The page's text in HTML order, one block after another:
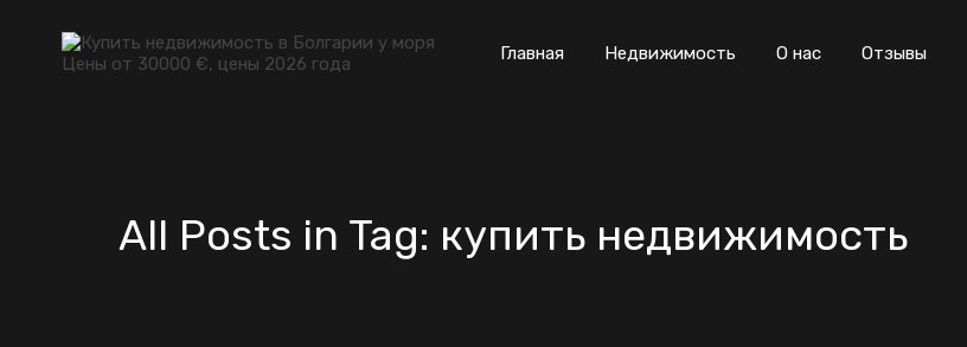
Главная Недвижимость О нас Отзывы
All Posts in Tag: купить недвижимость